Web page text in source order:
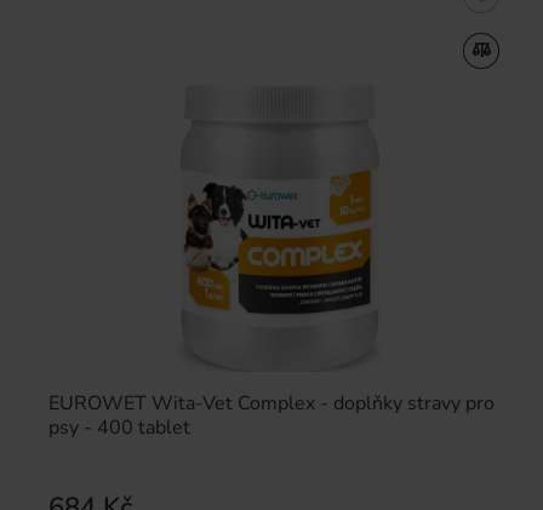
EUROWET Wita-Vet Complex - doplňky stravy pro
psy - 400 tablet